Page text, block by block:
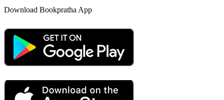
Download Bookpratha App